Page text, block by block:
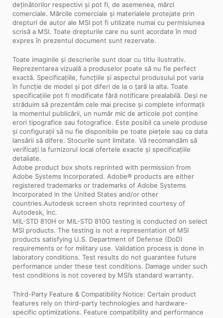
deținătorilor respectivi și pot fi, de asemenea, mărci
comerciale. Mărcile comerciale și materialele protejate prin
drepturi de autor ale MSI pot fi utilizate numai cu permisiunea
scrisă a MSI. Toate drepturile care nu sunt acordate în mod
expres în prezentul document sunt rezervate.
Toate imaginile și descrierile sunt doar cu titlu ilustrativ.
Reprezentarea vizuală a produselor poate să nu fie perfect
exactă. Specificațiile, funcțiile și aspectul produsului pot varia
în funcție de model și pot diferi de la o țară la alta. Toate
specificațiile pot fi modificate fără notificare prealabilă. Deși ne
străduim să prezentăm cele mai precise și complete informații
la momentul publicării, un număr mic de articole pot conține
erori tipografice sau fotografice. Este posibil ca unele produse
și configurații să nu fie disponibile pe toate piețele sau ca data
lansării să difere. Stocurile sunt limitate. Vă recomandăm să
verificați la furnizorul local ofertele exacte și specificațiile
detaliate.
Adobe product box shots reprinted with permission from
Adobe Systems Incorporated. Adobe® products are either
registered trademarks or trademarks of Adobe Systems
Incorporated in the United States and/or other
countries.Autodesk screen shots reprinted courtesy of
Autodesk, Inc.
MIL-STD 810H or MIL-STD 810G testing is conducted on select
MSI products. The testing is not a representation of MSI
products satisfying U.S. Department of Defense (DoD)
requirements or for military use. Validation process is done in
laboratory conditions. Test results do not guarantee future
performance under these test conditions. Damage under such
test conditions is not covered by MSI’s standard warranty.
Third-Party Feature & Compatibility Notice: Certain product
features rely on third-party technologies and hardware-
specific optimizations. Feature compatibility and performance